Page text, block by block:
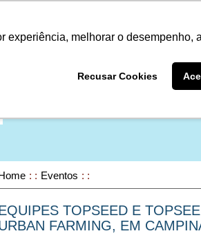
experiência, melhorar o
Recusar Cookies
Eventos
TOPSEED E
FARMING, EM